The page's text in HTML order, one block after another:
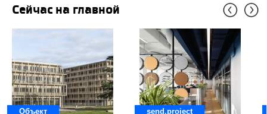
Сейчас на главной
Объект send.project